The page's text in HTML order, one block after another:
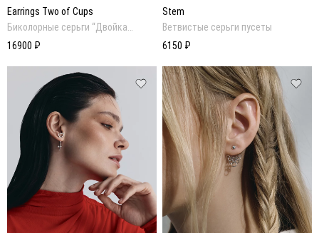
Earrings Two of Cups
Биколорные серьги “Двойка
кубков”
16900 ₽
Stem
Ветвистые серьги пусеты
6150 ₽